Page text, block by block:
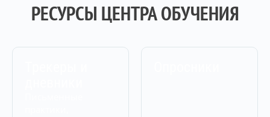
РЕСУРСЫ ЦЕНТРА ОБУЧЕНИЯ